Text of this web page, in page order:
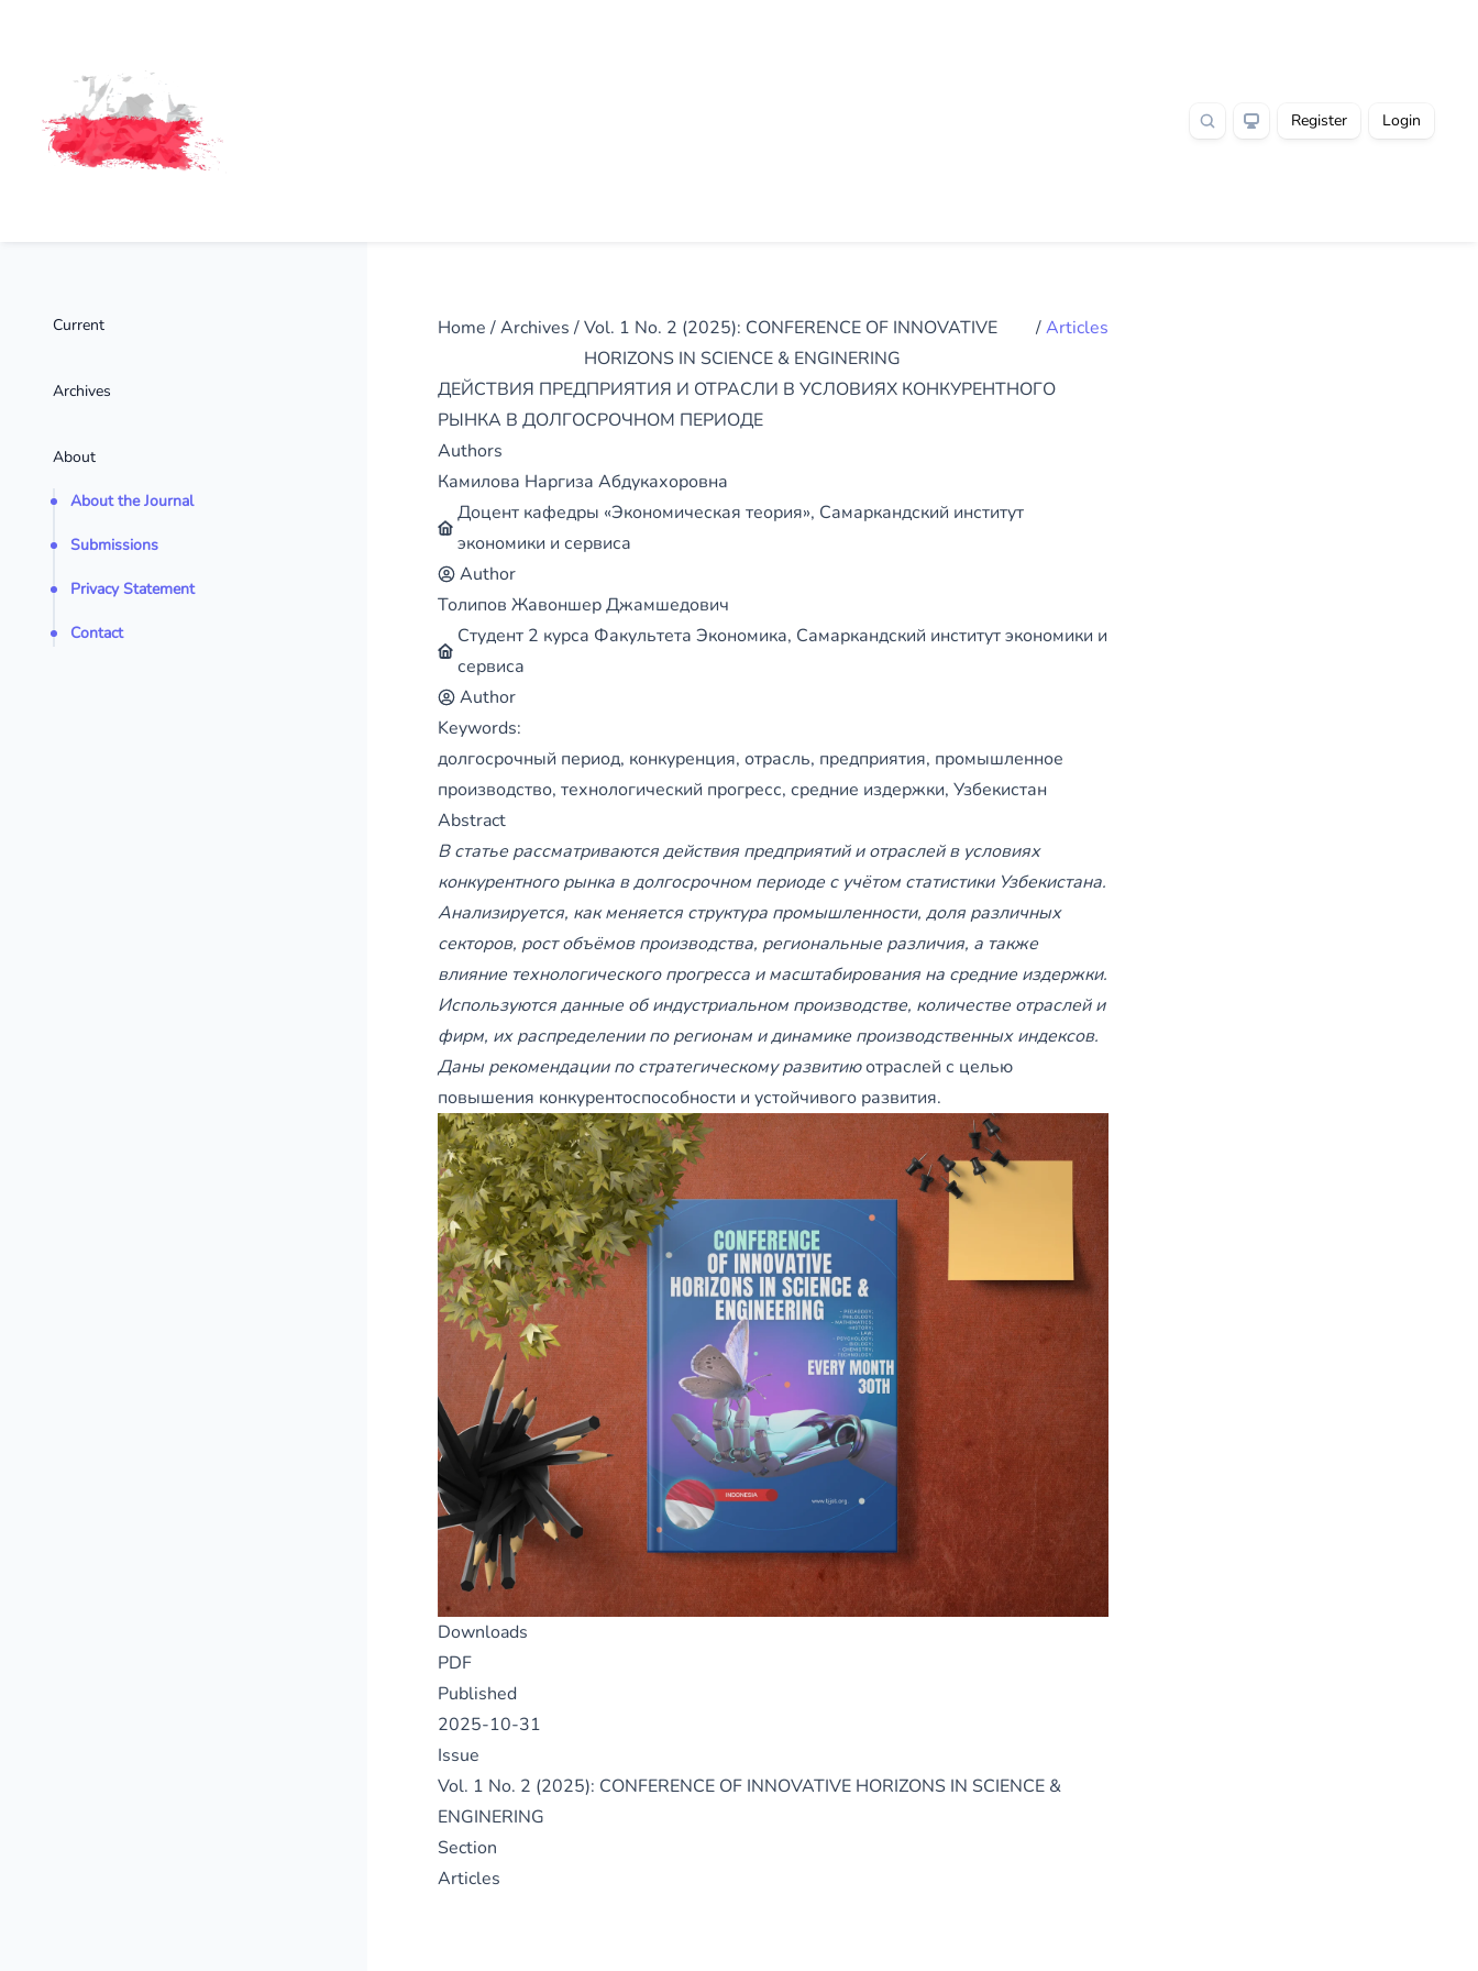
Register Login
Current
Archives
About
About the Journal
Submissions
Privacy Statement
Contact
Home /Archives /Vol. 1 No. 2 (2025): CONFERENCE OF INNOVATIVE
HORIZONS IN SCIENCE & ENGINERING
/Articles
ДЕЙСТВИЯ ПРЕДПРИЯТИЯ И ОТРАСЛИ В УСЛОВИЯХ КОНКУРЕНТНОГО
РЫНКА В ДОЛГОСРОЧНОМ ПЕРИОДЕ
Authors
Камилова Наргиза Абдукахоровна
Доцент кафедры «Экономическая теория», Самаркандский институт
экономики и сервиса
Author
Толипов Жавоншер Джамшедович
Студент 2 курса Факультета Экономика, Самаркандский институт экономики и
сервиса
Author
Keywords:
долгосрочный период, конкуренция, отрасль, предприятия, промышленное
производство, технологический прогресс, средние издержки, Узбекистан
Abstract
В статье рассматриваются действия предприятий и отраслей в условиях
конкурентного рынка в долгосрочном периоде с учётом статистики Узбекистана.
Анализируется, как меняется структура промышленности, доля различных
секторов, рост объёмов производства, региональные различия, а также
влияние технологического прогресса и масштабирования на средние издержки.
Используются данные об индустриальном производстве, количестве отраслей и
фирм, их распределении по регионам и динамике производственных индексов.
Даны рекомендации по стратегическому развитиюотраслей с целью
повышения конкурентоспособности и устойчивого развития.
Downloads
PDF
Published
2025-10-31
Issue
Vol. 1 No. 2 (2025): CONFERENCE OF INNOVATIVE HORIZONS IN SCIENCE &
ENGINERING
Section
Articles